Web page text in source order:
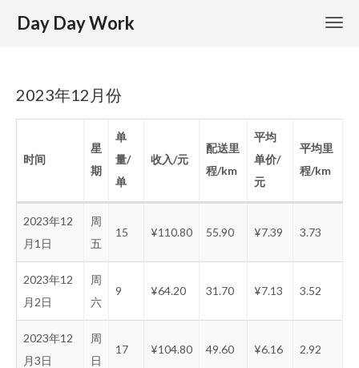
Day Day Work
2023年12月份
时间
星
期
单
量/
单
收入/元
配送里
程/km
平均
单价/
元
平均里
程/km
2023年12
月1日
周
五
15 ¥110.80 55.90 ¥7.39 3.73
2023年12
月2日
周
六
9 ¥64.20 31.70 ¥7.13 3.52
2023年12
月3日
周
日
17 ¥104.80 49.60 ¥6.16 2.92